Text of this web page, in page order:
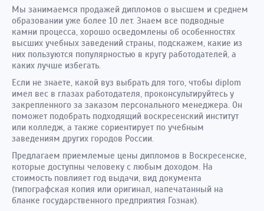
Мы занимаемся продажей дипломов о высшем и среднем
образовании уже более 10 лет. Знаем все подводные
камни процесса, хорошо осведомлены об особенностях
высших учебных заведений страны, подскажем, какие из
них пользуются популярностью в кругу работодателей, а
каких лучше избегать.
Если не знаете, какой вуз выбрать для того, чтобы diplom
имел вес в глазах работодателя, проконсультируйтесь у
закрепленного за заказом персонального менеджера. Он
поможет подобрать подходящий воскресенский институт
или колледж, а также сориентирует по учебным
заведениям других городов России.
Предлагаем приемлемые цены дипломов в Воскресенске,
которые доступны человеку с любым доходом. На
стоимость повлияет год выдачи, вид документа
(типографская копия или оригинал, напечатанный на
бланке государственного предприятия Гознак).